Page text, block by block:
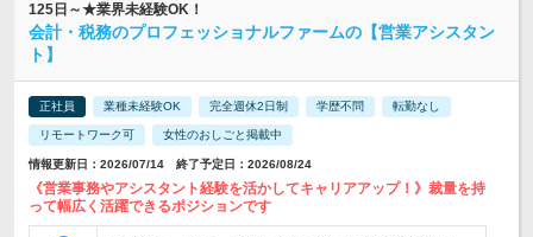
125日～★業界未経験OK！
会計・税務のプロフェッショナルファームの【営業アシスタン
ト】
正社員 業種未経験OK 完全週休2日制 学歴不問 転勤なし
リモートワーク可 女性のおしごと掲載中
情報更新日：2026/07/14 終了予定日：2026/08/24
《営業事務やアシスタント経験を活かしてキャリアアップ！》裁量を持
って幅広く活躍できるポジションです